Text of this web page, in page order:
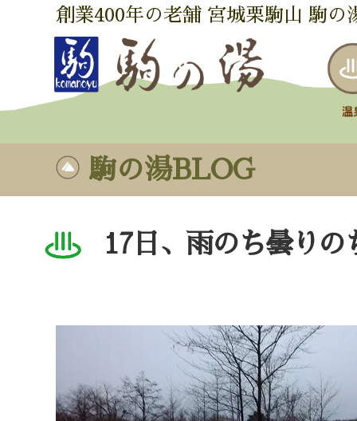
創業400年の老舗 宮城栗駒山 駒の
駒の湯BLOG
17日、雨のち曇り